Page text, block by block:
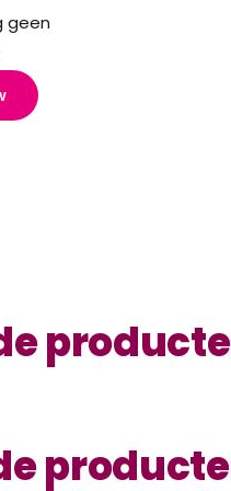
geen